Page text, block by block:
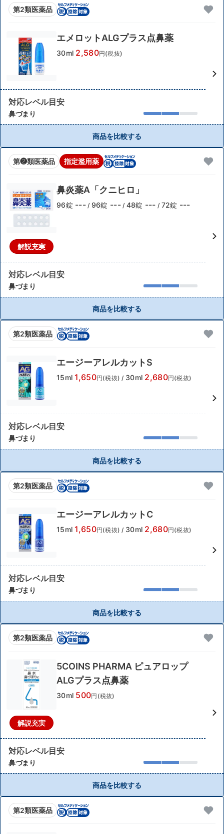
第2類医薬品
エメロットALGプラス点鼻薬
30ml 2,580円(税抜)
対応レベル目安
鼻づまり
商品を比較する
第❷類医薬品 指定濫用薬
解説充実
鼻炎薬A「クニヒロ」
96錠 --- / 96錠 --- / 48錠 --- / 72錠 ---
対応レベル目安
鼻づまり
商品を比較する
第2類医薬品
エージーアレルカットS
15ml 1,650円(税抜) / 30ml 2,680円(税抜)
対応レベル目安
鼻づまり
商品を比較する
第2類医薬品
エージーアレルカットC
15ml 1,650円(税抜) / 30ml 2,680円(税抜)
対応レベル目安
鼻づまり
商品を比較する
第2類医薬品
解説充実
5COINS PHARMA ピュアロップ
ALGプラス点鼻薬
30ml 500円(税抜)
対応レベル目安
鼻づまり
商品を比較する
第2類医薬品